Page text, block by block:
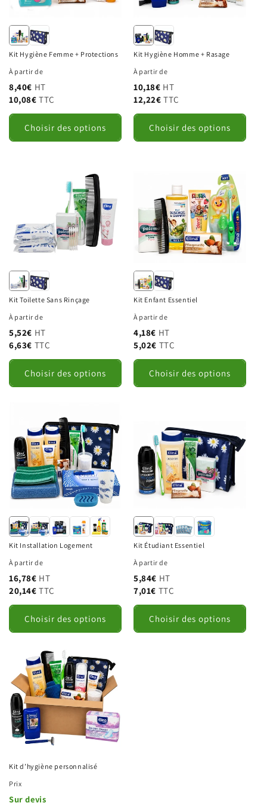
Kit Hygiène Femme + Protections
À partir de
8,40€ HT
10,08€ TTC
Choisir des options
Kit Hygiène Homme + Rasage
À partir de
10,18€ HT
12,22€ TTC
Choisir des options
Kit Toilette Sans Rinçage
À partir de
5,52€ HT
6,63€ TTC
Choisir des options
Kit Enfant Essentiel
À partir de
4,18€ HT
5,02€ TTC
Choisir des options
Kit Installation Logement
À partir de
16,78€ HT
20,14€ TTC
Choisir des options
Kit Étudiant Essentiel
À partir de
5,84€ HT
7,01€ TTC
Choisir des options
Kit d’hygiène personnalisé
Prix
Sur devis
Code postal
Pays
Informations complémentaires
TVA intracommunautaire
J'accepte que mes données personnelles soient
utilisées pour traiter cette demande de devis.
Politique de confidentialité.
Droits d'accès, de rectification, de suppression et de
portabilité : contact@hymapro.fr.
Envoyer la demande